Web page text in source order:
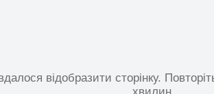
відобразити сторінку.